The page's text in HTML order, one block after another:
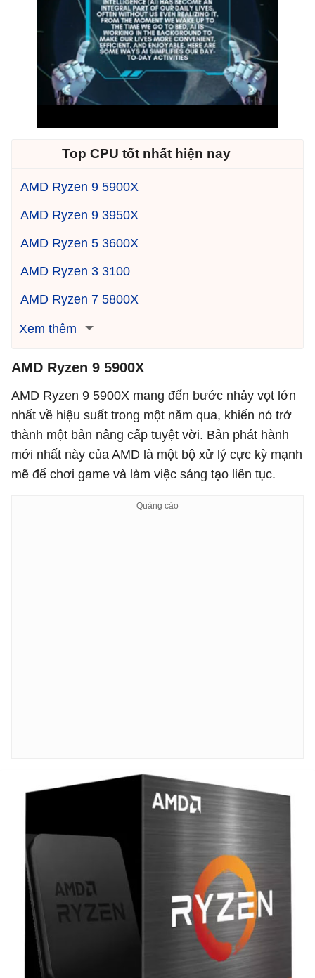
Top CPU tốt nhất hiện nay
AMD Ryzen 9 5900X
AMD Ryzen 9 3950X
AMD Ryzen 5 3600X
AMD Ryzen 3 3100
AMD Ryzen 7 5800X
Xem thêm
AMD Ryzen 9 5900X
AMD Ryzen 9 5900X mang đến bước nhảy vọt lớn
nhất về hiệu suất trong một năm qua, khiến nó trở
thành một bản nâng cấp tuyệt vời. Bản phát hành
mới nhất này của AMD là một bộ xử lý cực kỳ mạnh
mẽ để chơi game và làm việc sáng tạo liên tục.